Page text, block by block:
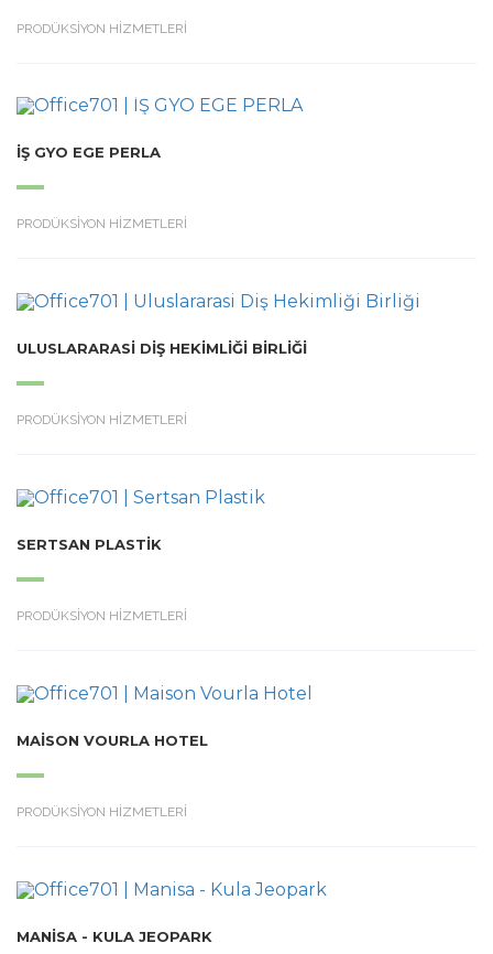
PRODÜKSİYON HİZMETLERİ
İŞ GYO EGE PERLA
PRODÜKSİYON HİZMETLERİ
ULUSLARARASI DIŞ HEKIMLIĞI BIRLIĞI
PRODÜKSİYON HİZMETLERİ
SERTSAN PLASTIK
PRODÜKSİYON HİZMETLERİ
MAISON VOURLA HOTEL
PRODÜKSİYON HİZMETLERİ
MANISA - KULA JEOPARK